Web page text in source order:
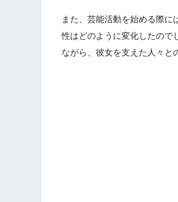
また、芸能活動を始める際
性はどのように変化したので
ながら、彼女を支えた人々と